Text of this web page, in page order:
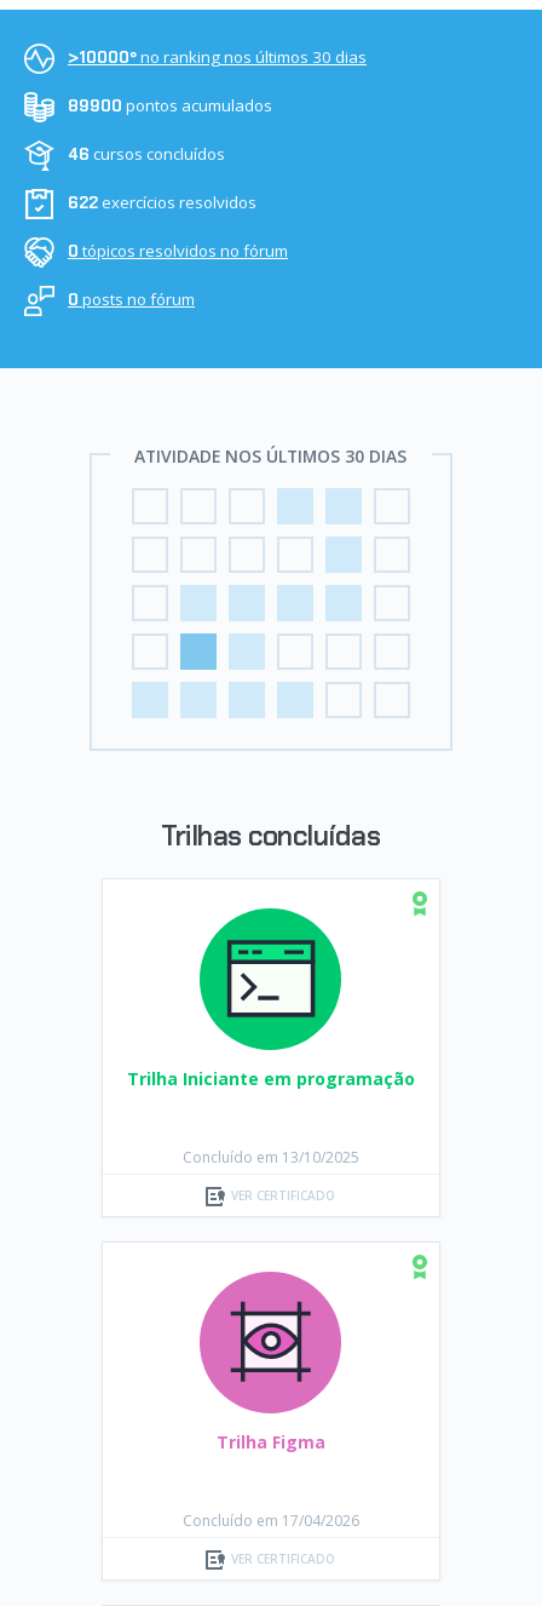
>10000ºno ranking nos últimos 30 dias
89900 pontos acumulados
46 cursos concluídos
622exercícios resolvidos
0 tópicos resolvidos no fórum
0 posts no fórum
ATIVIDADE NOS ÚLTIMOS 30 DIAS
Trilhas concluídas
Trilha Iniciante em programação
Concluído em 13/10/2025
VER CERTIFICADO
Trilha Figma
Concluído em 17/04/2026
VER CERTIFICADO